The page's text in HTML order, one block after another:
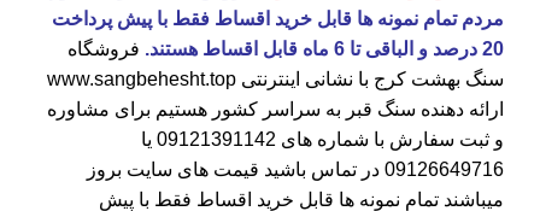
مردم تمام نمونه ها قابل خرید اقساط فقط با پیش پرداخت
20 درصد و الباقی تا 6 ماه قابل اقساط هستند.
فروشگاه
سنگ بهشت کرج با نشانی اینترنتی www.sangbehesht.top
ارائه دهنده سنگ قبر به سراسر کشور هستیم برای مشاوره
و ثبت سفارش با شماره های 09121391142 یا
09126649716 در تماس باشید قیمت های سایت بروز
میباشند تمام نمونه ها قابل خرید اقساط فقط با پیش